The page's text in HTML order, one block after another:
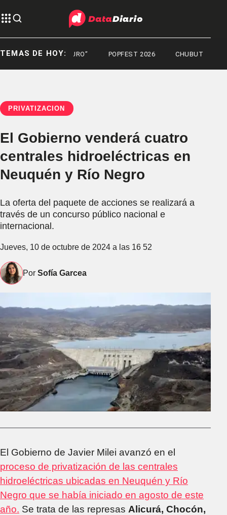
TEMAS DE HOY:
DE FUTURO” POPFEST 2026 CHUBUT
PRIVATIZACIÓN
El Gobierno venderá cuatro
centrales hidroeléctricas en
Neuquén y Río Negro
La oferta del paquete de acciones se realizará a
través de un concurso público nacional e
internacional.
Jueves, 10 de octubre de 2024 a las 16 52
Por Sofía Garcea
El Gobierno de Javier Milei avanzó en el
proceso de privatización de las centrales
hidroeléctricas ubicadas en Neuquén y Río
Negro que se había iniciado en agosto de este
año. Se trata de las represas Alicurá, Chocón,